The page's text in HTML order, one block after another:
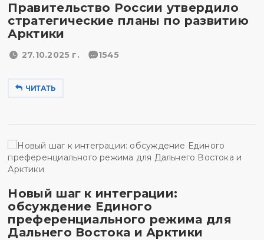
Правительство России утвердило
стратегические планы по развитию
Арктики
27.10.2025 г. 1545
ЧИТАТЬ
Новый шаг к интеграции:
обсуждение Единого
преференциального режима для
Дальнего Востока и Арктики